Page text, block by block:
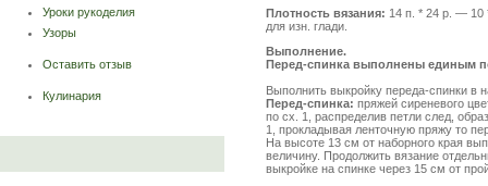
Уроки рукоделия
Узоры
Оставить отзыв
Кулинария
Плотность вязания: 14 п. * 24 р. — 10
для изн. глади.
Выполнение.
Перед-спинка выполнены единым
Выполнить выкройку переда-спинки в
Перед-спинка: пряжей сиреневого
по сх. 1, распределив петли след,
1, прокладывая ленточную пряжу то
На высоте 13 см от наборного края
величину. Продолжить вязание
выкройке на спинке через 15 см от